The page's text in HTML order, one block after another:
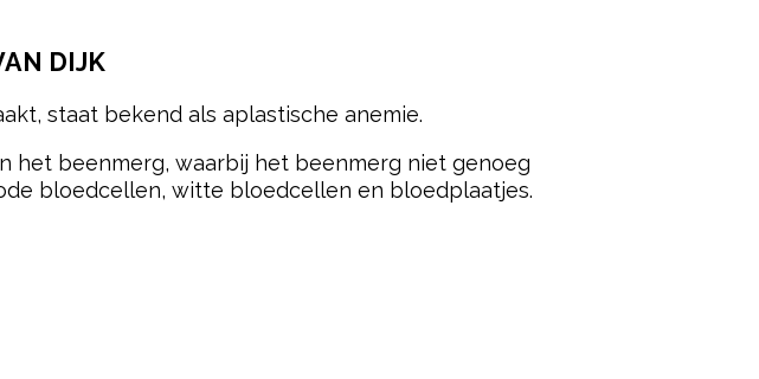
DIJK
staat bekend als aplastische anemie.
het beenmerg, waarbij het beenmerg niet genoeg
bloedcellen, witte bloedcellen en bloedplaatjes.